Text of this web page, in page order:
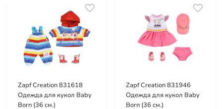
Zapf Creation 831618
Одежда для кукол Baby
Born (36 см.)
Zapf Creation 831946
Одежда для кукол Baby
Born (36 см.)